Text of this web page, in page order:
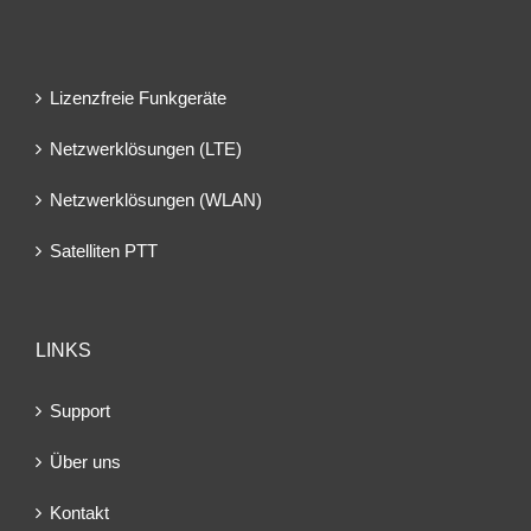
Lizenzfreie Funkgeräte
Netzwerklösungen (LTE)
Netzwerklösungen (WLAN)
Satelliten PTT
LINKS
Support
Über uns
Kontakt